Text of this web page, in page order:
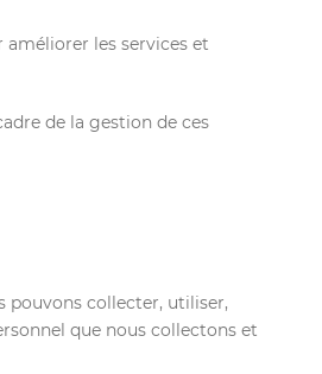
améliorer les services et
de la gestion de ces
pouvons collecter, utiliser,
que nous collectons et